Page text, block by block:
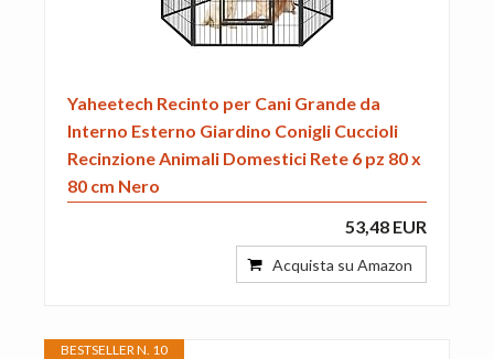
Yaheetech Recinto per Cani Grande da
Interno Esterno Giardino Conigli Cuccioli
Recinzione Animali Domestici Rete 6 pz 80 x
80 cm Nero
53,48 EUR
Acquista su Amazon
BESTSELLER N. 10